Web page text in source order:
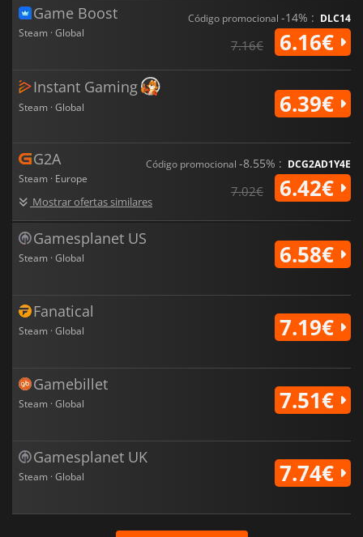
Game Boost
Steam · Global
Código promocional -14% : DLC14
7.16€ 6.16€
Instant Gaming
Steam · Global 6.39€
G2A
Steam · Europe
Mostrar ofertas similares
Código promocional -8.55% : DCG2AD1Y4E
7.02€ 6.42€
Gamesplanet US
Steam · Global 6.58€
Fanatical
Steam · Global 7.19€
Gamebillet
Steam · Global 7.51€
Gamesplanet UK
Steam · Global 7.74€